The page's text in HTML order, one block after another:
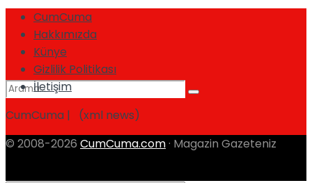
CumCuma
Hakkımızda
Künye
Gizlilik Politikası
İletişim
CumCuma | (xml news)
© 2008-2026 CumCuma.com · Magazin Gazeteniz